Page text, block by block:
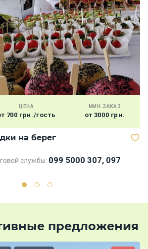
ЦЕНА
700 грн./гость
МИН.ЗАКАЗ
от 3000 грн.
на берег
службы: 099 5000 307, 097
предложения